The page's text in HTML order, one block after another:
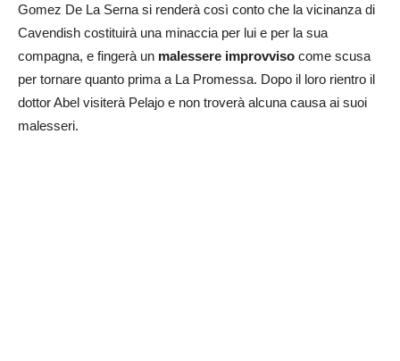
Gomez De La Serna si renderà così conto che la vicinanza di
Cavendish costituirà una minaccia per lui e per la sua
compagna, e fingerà un malessere improvviso come scusa
per tornare quanto prima a La Promessa. Dopo il loro rientro il
dottor Abel visiterà Pelajo e non troverà alcuna causa ai suoi
malesseri.